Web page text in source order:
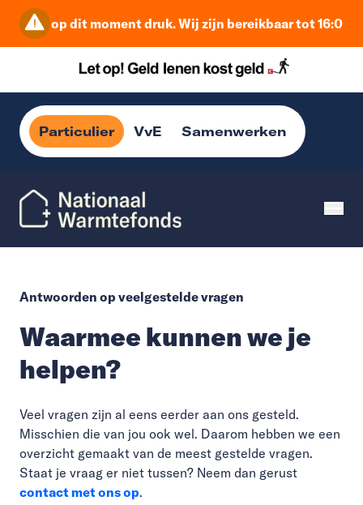
Het is op dit moment druk. Wij zijn bereikbaar tot 16:00
Particulier VvE Samenwerken
Antwoorden op veelgestelde vragen
Waarmee kunnen we je
helpen?
Veel vragen zijn al eens eerder aan ons gesteld.
Misschien die van jou ook wel. Daarom hebben we een
overzicht gemaakt van de meest gestelde vragen.
Staat je vraag er niet tussen? Neem dan gerust
contact met ons op.